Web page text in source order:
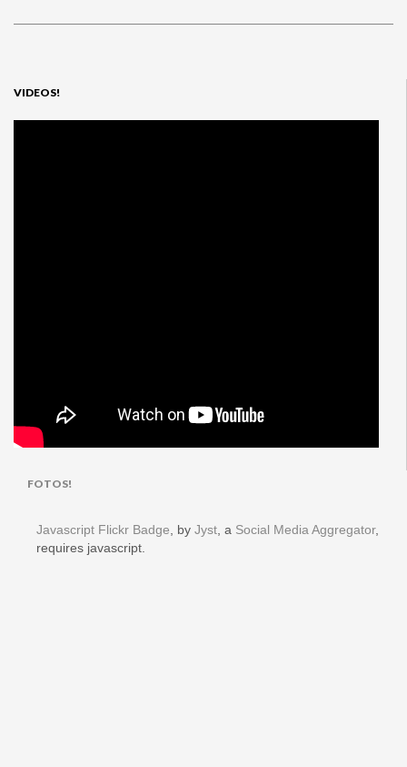
VIDEOS!
FOTOS!
Javascript Flickr Badge , by Jyst , a Social Media Aggregator,
requires javascript.